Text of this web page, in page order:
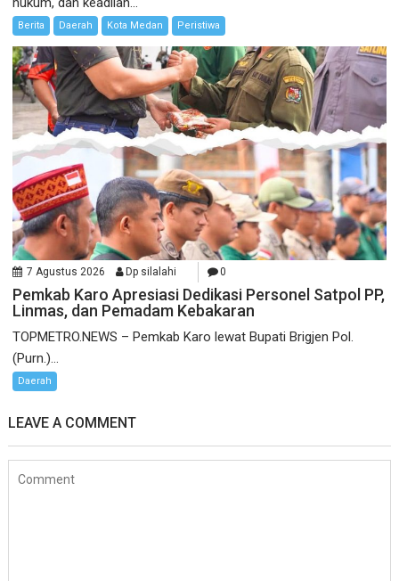
Berita Daerah Kota Medan Peristiwa
7 Agustus 2026 Dp silalahi 0
Pemkab Karo Apresiasi Dedikasi Personel Satpol PP,
Linmas, dan Pemadam Kebakaran
TOPMETRO.NEWS – Pemkab Karo lewat Bupati Brigjen Pol.
(Purn.)...
Daerah
LEAVE A COMMENT